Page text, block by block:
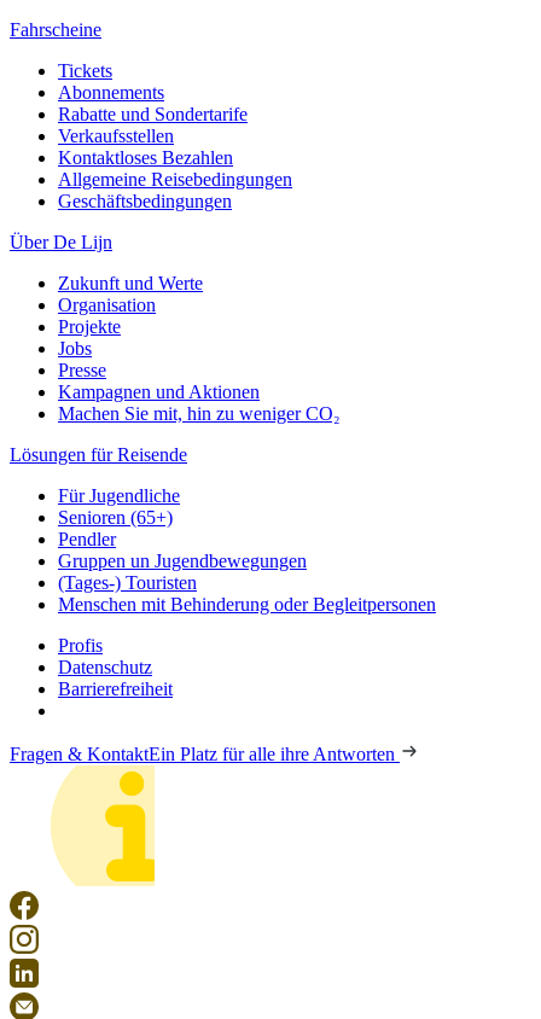
Fahrscheine
Tickets
Abonnements
Rabatte und Sondertarife
Verkaufsstellen
Kontaktloses Bezahlen
Allgemeine Reisebedingungen
Geschäftsbedingungen
Über De Lijn
Zukunft und Werte
Organisation
Projekte
Jobs
Presse
Kampagnen und Aktionen
Machen Sie mit, hin zu weniger CO₂
Lösungen für Reisende
Für Jugendliche
Senioren (65+)
Pendler
Gruppen un Jugendbewegungen
(Tages-) Touristen
Menschen mit Behinderung oder Begleitpersonen
Profis
Datenschutz
Barrierefreiheit
Fragen & KontaktEin Platz für alle ihre Antworten